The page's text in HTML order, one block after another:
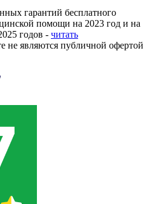
гарантий бесплатного
помощи на 2023 год и на
годов - читать
не являются публичной офертой